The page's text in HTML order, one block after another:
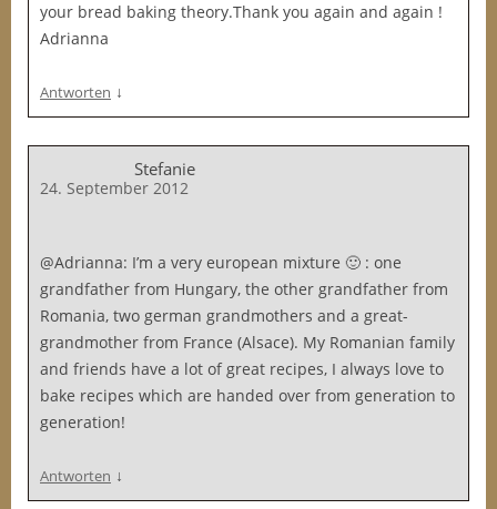
your bread baking theory.Thank you again and again !
Adrianna
Antworten ↓
Stefanie
24. September 2012
@Adrianna: I’m a very european mixture 🙂 : one
grandfather from Hungary, the other grandfather from
Romania, two german grandmothers and a great-
grandmother from France (Alsace). My Romanian family
and friends have a lot of great recipes, I always love to
bake recipes which are handed over from generation to
generation!
Antworten ↓